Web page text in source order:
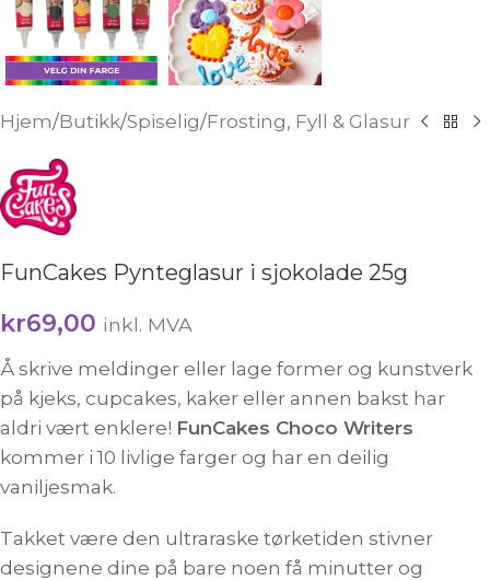
Hjem/Butikk/Spiselig/Frosting, Fyll & Glasur
FunCakes Pynteglasur i sjokolade 25g
kr69,00 inkl. MVA
Å skrive meldinger eller lage former og kunstverk
på kjeks, cupcakes, kaker eller annen bakst har
aldri vært enklere! FunCakes Choco Writers
kommer i 10 livlige farger og har en deilig
vaniljesmak.
Takket være den ultraraske tørketiden stivner
designene dine på bare noen få minutter og